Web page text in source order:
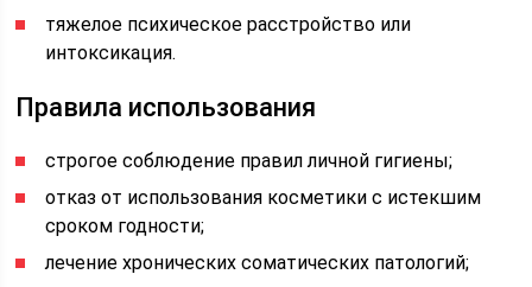
тяжелое психическое расстройство или
интоксикация.
Правила использования
строгое соблюдение правил личной гигиены;
отказ от использования косметики с истекшим
сроком годности;
лечение хронических соматических патологий;